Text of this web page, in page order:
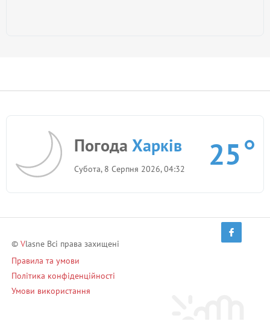
Погода Харків
Субота, 8 Серпня 2026, 04:32 25
© Vlasne Всі права захищені
Правила та умови
Політика конфіденційності
Умови використання